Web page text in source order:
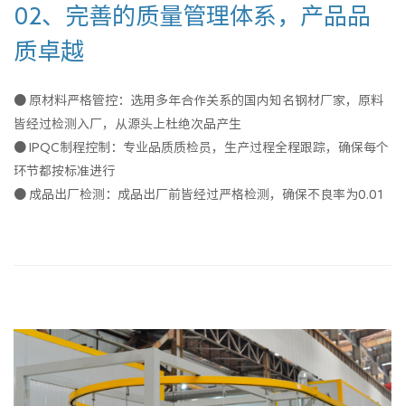
02、完善的质量管理体系，产品品
质卓越
● 原材料严格管控：选用多年合作关系的国内知名钢材厂家，原料
皆经过检测入厂，从源头上杜绝次品产生
● IPQC制程控制：专业品质质检员，生产过程全程跟踪，确保每个
环节都按标准进行
● 成品出厂检测：成品出厂前皆经过严格检测，确保不良率为0.01